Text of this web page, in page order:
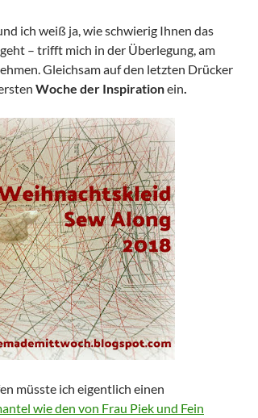
ich weiß ja, wie schwierig Ihnen das
– trifft mich in der Überlegung, am
Gleichsam auf den letzten Drücker
Woche der Inspirationein.
müsste ich eigentlich einen
wie den von Frau Piek und Fein